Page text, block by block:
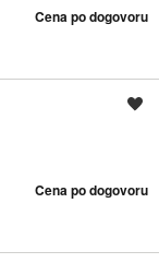
Cena po dogovoru
Cena po dogovoru